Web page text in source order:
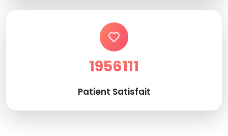
1956111
Patient Satisfait